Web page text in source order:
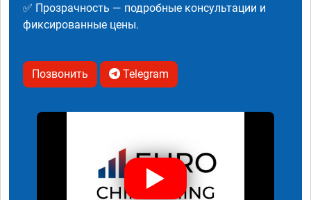
✅ Прозрачность — подробные консультации и
фиксированные цены.
Позвонить Telegram